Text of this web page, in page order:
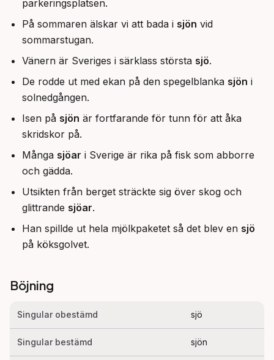
parkeringsplatsen.
På sommaren älskar vi att bada i sjön vid
sommarstugan.
Vänern är Sveriges i särklass största sjö.
De rodde ut med ekan på den spegelblanka sjön i
solnedgången.
Isen på sjön är fortfarande för tunn för att åka
skridskor på.
Många sjöar i Sverige är rika på fisk som abborre
och gädda.
Utsikten från berget sträckte sig över skog och
glittrande sjöar.
Han spillde ut hela mjölkpaketet så det blev en sjö
på köksgolvet.
Böjning
Singular obestämd sjö
Singular bestämd sjön